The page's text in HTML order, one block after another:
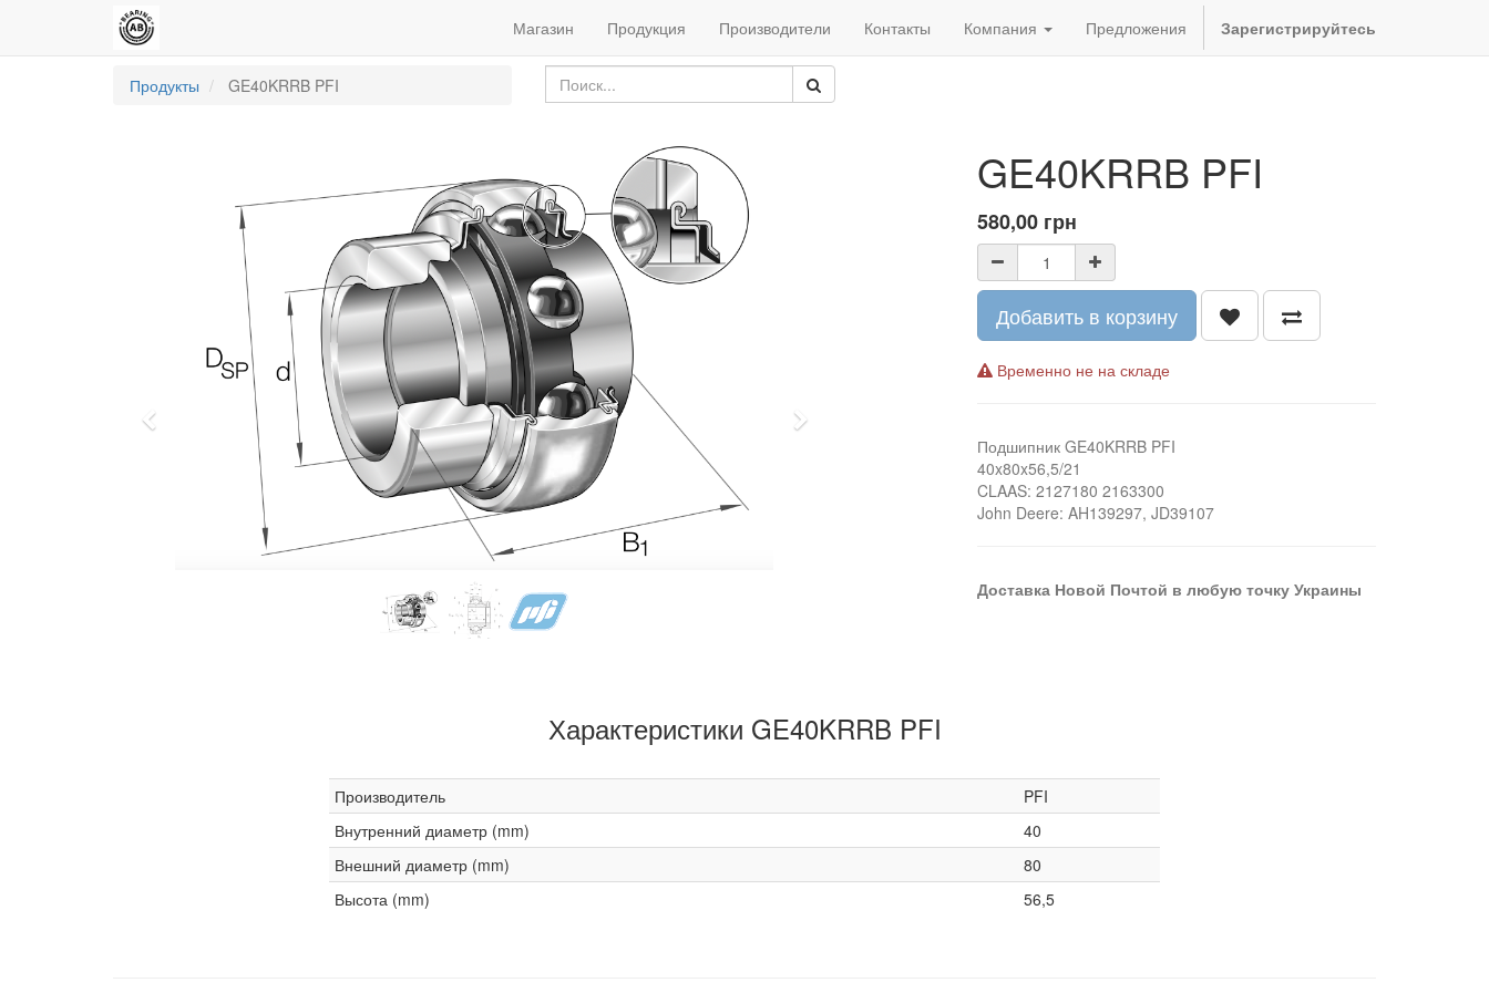
Магазин Продукция Производители Контакты Компания Предложения Зарегистрируйтесь
Продукты GE40KRRB PFI
Next
GE40KRRB PFI
580,00 грн
Добавить в корзину
Временно не на складе
Подшипник GE40KRRB PFI
40x80x56,5/21
CLAAS: 2127180 2163300
John Deere: AH139297, JD39107
Доставка Новой Почтой в любую точку Украины
Характеристики GE40KRRB PFI
Производитель
PFI
Внутренний диаметр (mm)
40
Внешний диаметр (mm)
80
Высота (mm)
56,5